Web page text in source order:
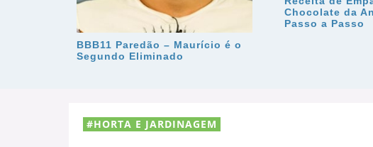
BBB11 Paredão – Maurício é o
Segundo Eliminado
Chocolate da
Passo a Passo
HORTA E JARDINAGEM